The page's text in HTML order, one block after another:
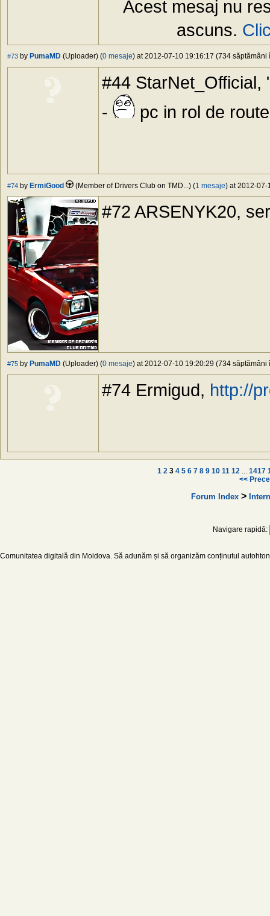
Acest mesaj nu
ascuns.
#73 by PumaMD (Uploader) (0 mesaje) at 2012-07-10 19:16:17 (734 săptămâni
#44 StarNet_Official,
-
pc in rol de
#74 by ErmiGood (Member of Drivers Club on TMD...) (1 mesaje) at 2012-07-
#72 ARSENYK20,
#75 by PumaMD (Uploader) (0 mesaje) at 2012-07-10 19:20:29 (734 săptămâni
#74 Ermigud, http://
1 2 3 4 5 6 7 8 9 10 11 12... 1417
<<
Forum Index>
Navigare rapidă:
Comunitatea digitală din Moldova. Să adunăm și să organizăm conținutul